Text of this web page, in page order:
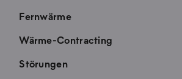
Fernwärme
Wärme-Contracting
Störungen